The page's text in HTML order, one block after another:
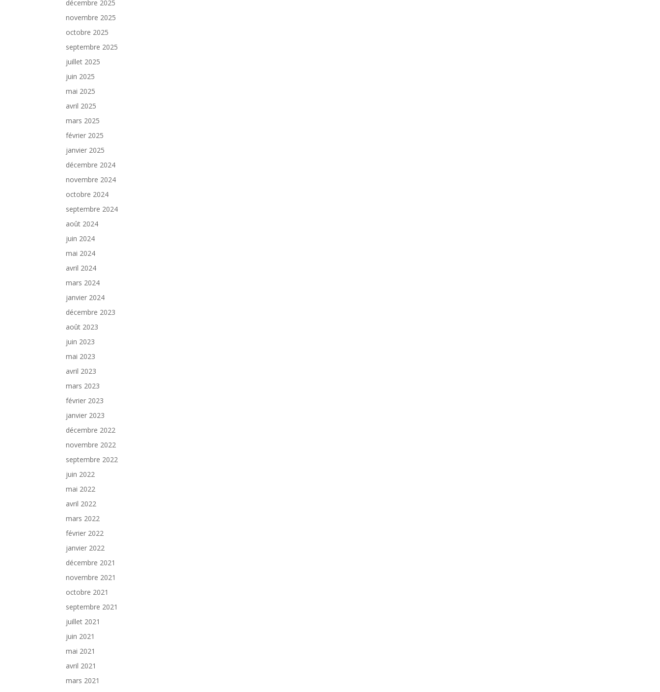
décembre 2025
novembre 2025
octobre 2025
septembre 2025
juillet 2025
juin 2025
mai 2025
avril 2025
mars 2025
février 2025
janvier 2025
décembre 2024
novembre 2024
octobre 2024
septembre 2024
août 2024
juin 2024
mai 2024
avril 2024
mars 2024
janvier 2024
décembre 2023
août 2023
juin 2023
mai 2023
avril 2023
mars 2023
février 2023
janvier 2023
décembre 2022
novembre 2022
septembre 2022
juin 2022
mai 2022
avril 2022
mars 2022
février 2022
janvier 2022
décembre 2021
novembre 2021
octobre 2021
septembre 2021
juillet 2021
juin 2021
mai 2021
avril 2021
mars 2021